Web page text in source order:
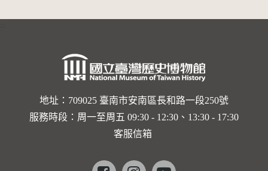
地址：709025 臺南市安南區長和路一段250號
服務時段：周一至周五 09:30 - 12:30、13:30 - 17:30
客服信箱
Facebookinstagramyoutube